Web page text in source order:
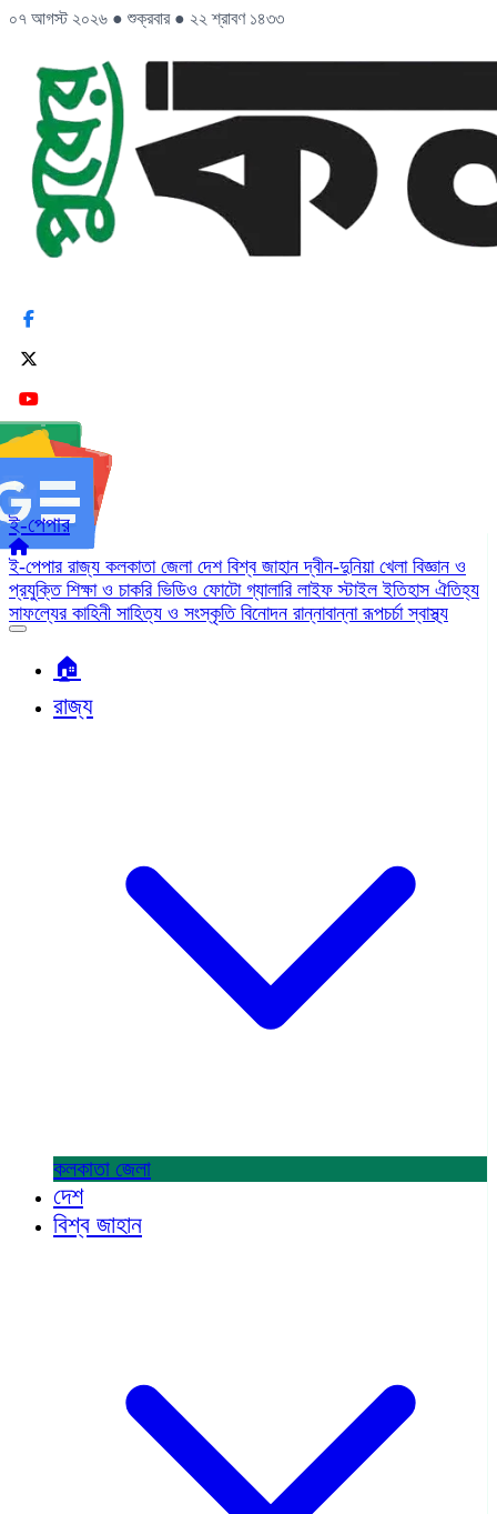
০৭ আগস্ট ২০২৬ ● শুক্রবার ● ২২ শ্রাবণ ১৪৩৩
ই-পেপার
ই-পেপার রাজ্য কলকাতা জেলা দেশ বিশ্ব জাহানদ্বীন-দুনিয়া খেলা বিজ্ঞান ও
প্রযুক্তি শিক্ষা ও চাকরি ভিডিও ফোটো গ্যালারি লাইফ স্টাইলইতিহাস ঐতিহ্য
সাফল্যের কাহিনী সাহিত্য ও সংস্কৃতি বিনোদন রান্নাবান্নারূপচর্চাস্বাস্থ্য
🏠︎
রাজ্য
কলকাতা জেলা
দেশ
বিশ্ব জাহান